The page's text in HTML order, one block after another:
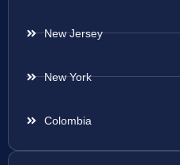
New Jersey
New York
Colombia